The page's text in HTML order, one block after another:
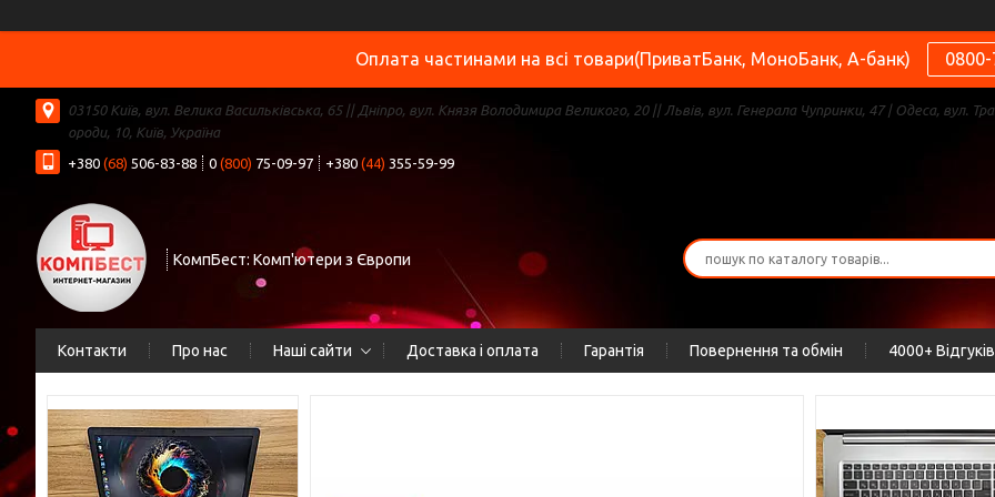
Оплата частинами на всі товари(ПриватБанк, МоноБанк, А-банк) 0800-
03150 Київ, вул. Велика Васильківська, 65 || Дніпро, вул. Князя Володимира Великого, 20 || Львів, вул. Генерала Чупринки, 47 | Одеса, вул.
ороди, 10, Київ, Україна
+380 (68) 506-83-88 0 (800) 75-09-97 +380 (44) 355-59-99
КомпБест: Комп'ютери з Європи
Контакти Про нас Наші сайти Доставка і оплата Гарантія Повернення та обмін 4000+ Відгуків